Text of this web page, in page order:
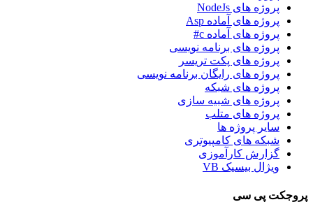
پروژه های NodeJs
پروژه های آماده Asp
پروژه های آماده c#
پروژه های برنامه نویسی
پروژه های پکت تریسر
پروژه های رایگان برنامه نویسی
پروژه های شبکه
پروژه های شبیه سازی
پروژه های متلب
سایر پروژه ها
شبکه های کامپیوتری
گزارش کارآموزی
ویژال بیسیک VB
پروجکت پی سی